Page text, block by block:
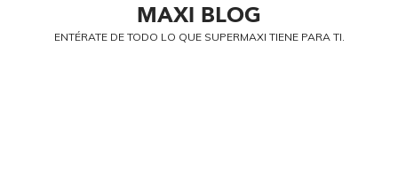
MAXI BLOG
ENTÉRATE DE TODO LO QUE SUPERMAXI TIENE PARA TI.